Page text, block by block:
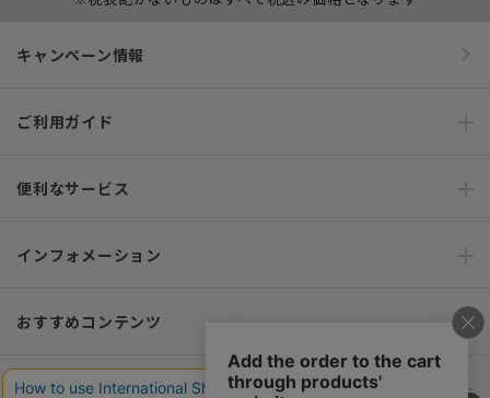
キャンペーン情報
ご利用ガイド
便利なサービス
インフォメーション
おすすめコンテンツ
ポリシー・企業情報